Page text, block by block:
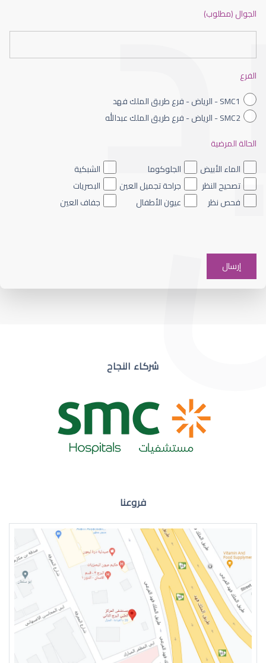
ضعف نظر الاطفال
ضعف نظر العين اليسرى
ضعف نظر مفاجئ
ضعف نظر في العين اليسرى
الجوال (مطلوب)
الفرع
SMC1 - الرياض - فرع طريق الملك فهد
SMC2 - الرياض - فرع طريق الملك عبدالله
الحالة المرضية
الماء الأبيض
الجلوكوما
الشبكية
تصحيح النظر
جراحة تجميل العين
البصريات
فحص نظر
عيون الأطفال جفاف العين
شركاء النجاح
فروعنا